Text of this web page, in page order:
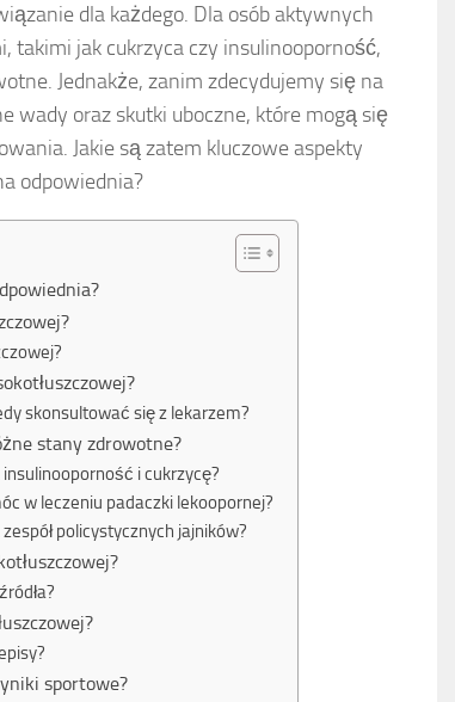
dla każdego. Dla osób aktywnych
takimi jak cukrzyca czy insulinooporność,
Jednakże, zanim zdecydujemy się na
wady oraz skutki uboczne, które mogą się
Jakie są zatem kluczowe aspekty
odpowiednia?
skonsultować się z lekarzem?
stany zdrowotne?
insulinooporność i cukrzycę?
w leczeniu padaczki lekoopornej?
policystycznych jajników?
sportowe?